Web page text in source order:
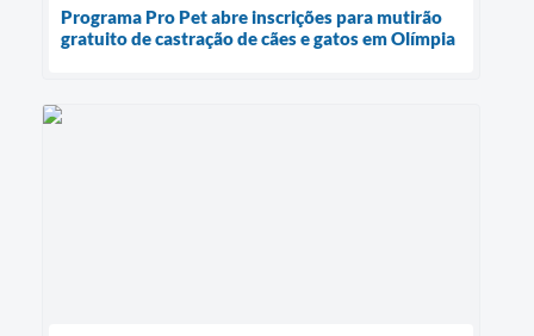
Programa Pro Pet abre inscrições para mutirão
gratuito de castração de cães e gatos em Olímpia